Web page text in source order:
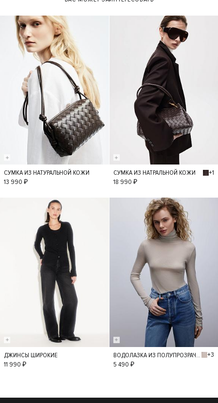
S
СУМКА ИЗ НАТУРАЛЬНОЙ КОЖИ
13 990 ₽
S
СУМКА ИЗ НАТРАЛЬНОЙ КОЖИ
+1
18 990 ₽
36
ДЖИНСЫ ШИРОКИЕ
11 990 ₽
M
ВОДОЛАЗКА ИЗ ПОЛУПРОЗРАЧНОГО ТРИКОТАЖА
+3
5 490 ₽